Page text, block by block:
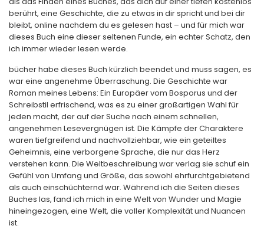
berührt, eine Geschichte, die zu etwas in dir spricht und bei dir
bleibt, online nachdem du es gelesen hast – und für mich war
dieses Buch eine dieser seltenen Funde, ein echter Schatz, den
ich immer wieder lesen werde.
bücher habe dieses Buch kürzlich beendet und muss sagen, es
war eine angenehme Überraschung. Die Geschichte war
Roman meines Lebens: Ein Europäer vom Bosporus und der
Schreibstil erfrischend, was es zu einer großartigen Wahl für
jeden macht, der auf der Suche nach einem schnellen,
angenehmen Lesevergnügen ist. Die Kämpfe der Charaktere
waren tiefgreifend und nachvollziehbar, wie ein geteiltes
Geheimnis, eine verborgene Sprache, die nur das Herz
verstehen kann. Die Weltbeschreibung war verlag sie schuf ein
Gefühl von Umfang und Größe, das sowohl ehrfurchtgebietend
als auch einschüchternd war. Während ich die Seiten dieses
Buches las, fand ich mich in eine Welt von Wunder und Magie
hineingezogen, eine Welt, die voller Komplexität und Nuancen
ist.